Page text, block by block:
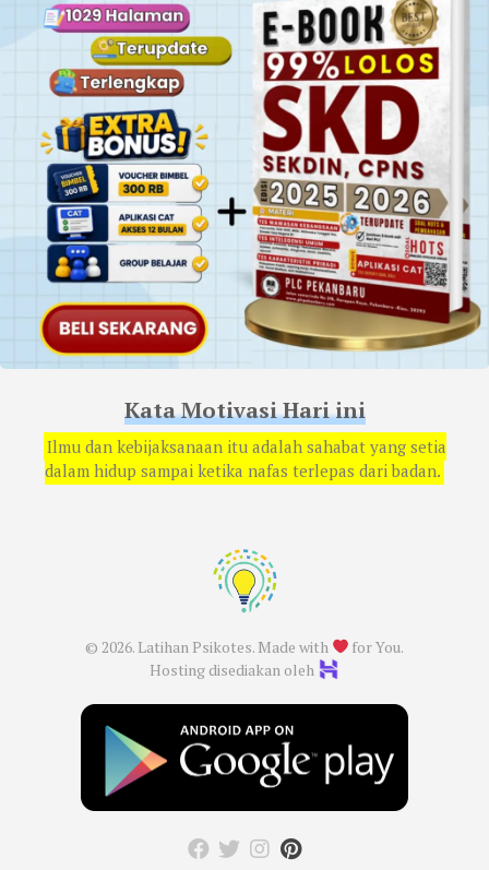
Kata Motivasi Hari ini
Ilmu dan kebijaksanaan itu adalah sahabat yang setia
dalam hidup sampai ketika nafas terlepas dari badan.
© 2026. Latihan Psikotes. Made with
for You.
Hosting disediakan oleh